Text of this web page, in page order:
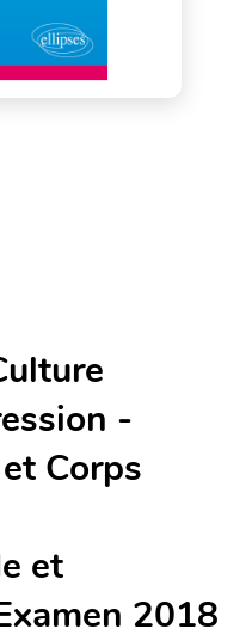
-
Corps
et
2018